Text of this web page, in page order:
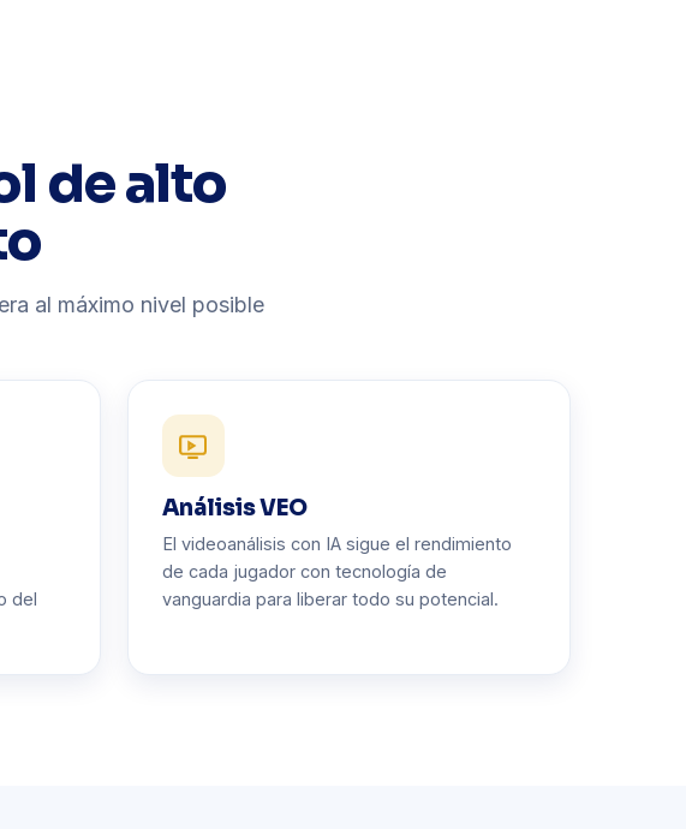
de alto
al máximo nivel posible
del
Análisis VEO
El videoanálisis con IA sigue el rendimiento
de cada jugador con tecnología de
vanguardia para liberar todo su potencial.